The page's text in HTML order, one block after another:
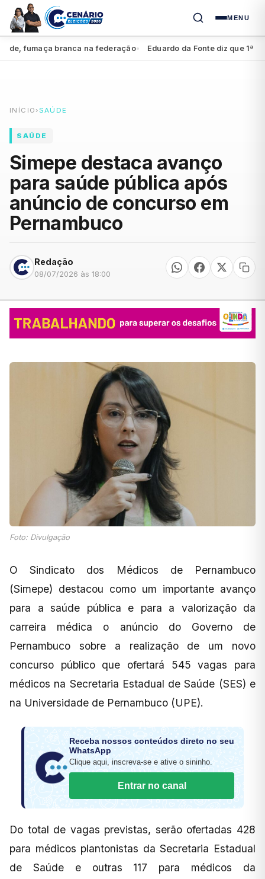
MENU
fumaça branca na federação● Eduardo da Fonte diz que 1ª
INÍCIO ›SAÚDE
SAÚDE
Simepe destaca avanço
para saúde pública após
anúncio de concurso em
Pernambuco
Redação
08/07/2026 às 18:00
Foto: Divulgação
O Sindicato dos Médicos de Pernambuco
(Simepe) destacou como um importante avanço
para a saúde pública e para a valorização da
carreira médica o anúncio do Governo de
Pernambuco sobre a realização de um novo
concurso público que ofertará 545 vagas para
médicos na Secretaria Estadual de Saúde (SES) e
na Universidade de Pernambuco (UPE).
Receba nossos conteúdos direto no seu
WhatsApp
Clique aqui, inscreva-se e ative o sininho.
Entrar no canal
Do total de vagas previstas, serão ofertadas 428
para médicos plantonistas da Secretaria Estadual
de Saúde e outras 117 para médicos da